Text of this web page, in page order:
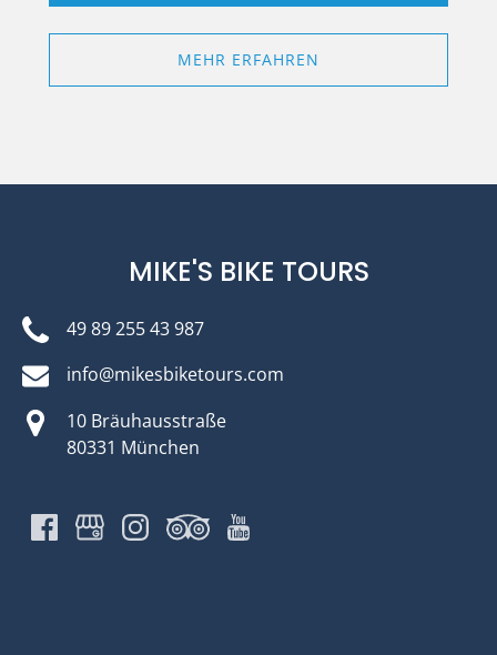
MEHR ERFAHREN
MIKE'S BIKE TOURS
49 89 255 43 987
info@mikesbiketours.com
10 Bräuhausstraße
80331 München